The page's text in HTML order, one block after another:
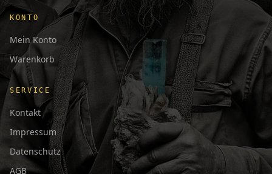
KONTO
Mein Konto
Warenkorb
SERVICE
Kontakt
Impressum
Datenschutz
AGB